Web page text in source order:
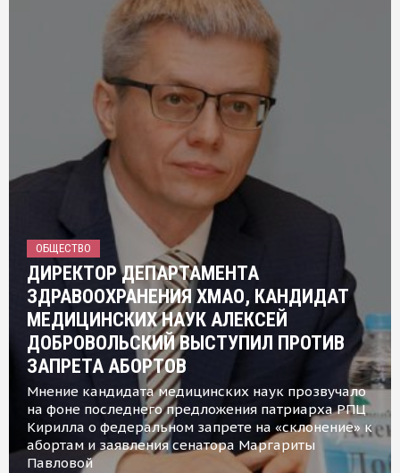
ОБЩЕСТВО
ДИРЕКТОР ДЕПАРТАМЕНТА
ЗДРАВООХРАНЕНИЯ ХМАО, КАНДИДАТ
МЕДИЦИНСКИХ НАУК АЛЕКСЕЙ
ДОБРОВОЛЬСКИЙ ВЫСТУПИЛ ПРОТИВ
ЗАПРЕТА АБОРТОВ
Мнение кандидата медицинских наук прозвучало
на фоне последнего предложения патриарха РПЦ
Кирилла о федеральном запрете на «склонение» к
абортам и заявления сенатора Маргариты
Павловой